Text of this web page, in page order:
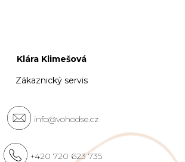
Klára Klimešová
Zákaznický servis
info@vohodse.cz
+420 720 623 735